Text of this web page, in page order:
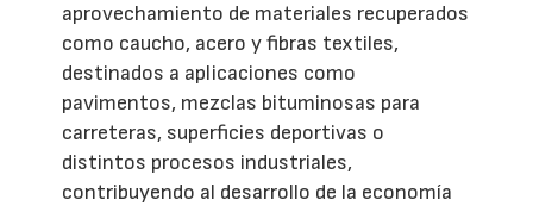
aprovechamiento de materiales recuperados
como caucho, acero y fibras textiles,
destinados a aplicaciones como
pavimentos, mezclas bituminosas para
carreteras, superficies deportivas o
distintos procesos industriales,
contribuyendo al desarrollo de la economía